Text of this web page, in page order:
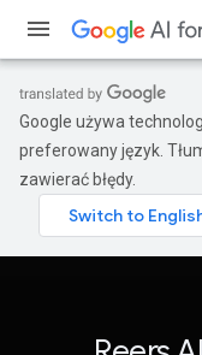
Google używa
preferowany język.
zawierać błędy.